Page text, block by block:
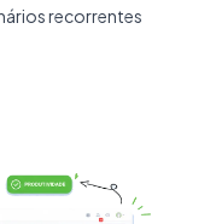
recorrentes